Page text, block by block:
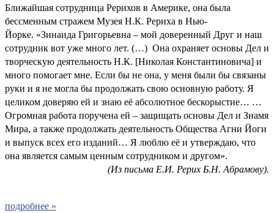
Ближайшая сотрудница Рерихов в Америке, она была
бессменным стражем Музея Н.К. Рериха в Нью-
Йорке. «Зинаида Григорьевна – мой доверенный Друг и наш
сотрудник вот уже много лет. (…) Она охраняет основы Дел и
творческую деятельность Н.К. [Николая Константиновича] и
много помогает мне. Если бы не она, у меня были бы связаны
руки и я не могла бы продолжать свою основную работу. Я
целиком доверяю ей и знаю её абсолютное бескорыстие… …
Огромная работа поручена ей – защищать основы Дел и Знамя
Мира, а также продолжать деятельность Общества Агни Йоги
и выпуск всех его изданий… Я люблю её и утверждаю, что
она является самым ценным сотрудником и другом».
(Из письма Е.И. Рерих Б.Н. Абрамову).
подробнее »